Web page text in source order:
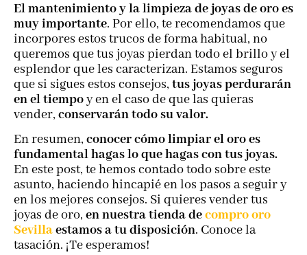
El mantenimiento y la limpieza de joyas de oro es
muy importante. Por ello, te recomendamos que
incorpores estos trucos de forma habitual, no
queremos que tus joyas pierdan todo el brillo y el
esplendor que les caracterizan. Estamos seguros
que si sigues estos consejos, tus joyas perdurarán
en el tiempoy en el caso de que las quieras
vender, conservarán todo su valor.
En resumen, conocer cómo limpiar el oro es
fundamental hagas lo que hagas con tus joyas.
En este post, te hemos contado todo sobre este
asunto, haciendo hincapié en los pasos a seguir y
en los mejores consejos. Si quieres vender tus
joyas de oro, en nuestra tienda decompro oro
Sevillaestamos a tu disposición. Conoce la
tasación. ¡Te esperamos!